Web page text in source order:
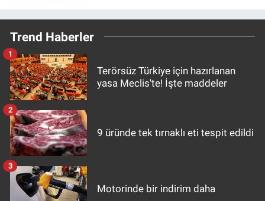
Trend Haberler
Terörsüz Türkiye için hazırlanan
yasa Meclis'te! İşte maddeler
1
9 üründe tek tırnaklı eti tespit edildi
2
Motorinde bir indirim daha
3